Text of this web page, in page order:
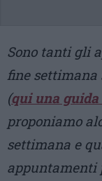
Sono tanti gli
fine settimana
(qui una
proponiamo
settimana e
appuntamenti